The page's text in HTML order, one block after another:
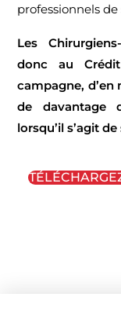
professionnels de
Les
donc au
campagne, d’en
de davantage
lorsqu’il s’agit